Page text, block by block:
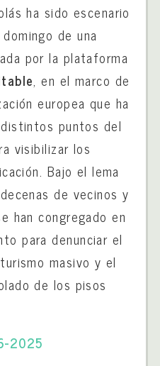
ha sido escenario
de una
por la plataforma
, en el marco de
europea que ha
puntos del
visibilizar los
Bajo el lema
de vecinos y
han congregado en
para denunciar el
masivo y el
de los pisos
2025